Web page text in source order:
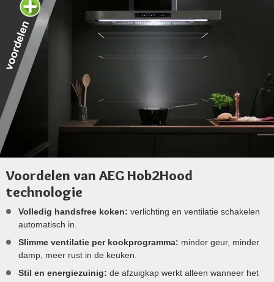
Voordelen van AEG Hob2Hood
technologie
Volledig handsfree koken: verlichting en ventilatie schakelen
automatisch in.
Slimme ventilatie per kookprogramma: minder geur, minder
damp, meer rust in de keuken.
Stil en energiezuinig: de afzuigkap werkt alleen wanneer het